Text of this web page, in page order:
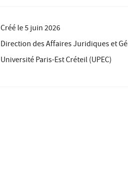
Créé le5 juin 2026
Direction des Affaires Juridiques et
Université Paris-Est Créteil (UPEC)